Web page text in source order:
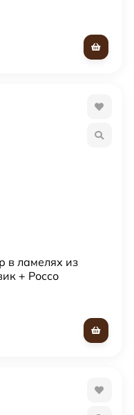
в ламелях из
+ Россо